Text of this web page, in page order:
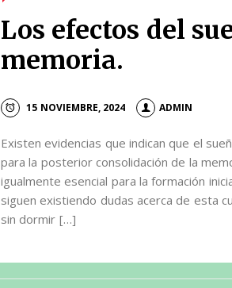
Los efectos del
memoria.
15 NOVIEMBRE, 2024 ADMIN
Existen evidencias que indican que el
para la posterior consolidación de la
igualmente esencial para la formación
siguen existiendo dudas acerca de esta
sin dormir […]